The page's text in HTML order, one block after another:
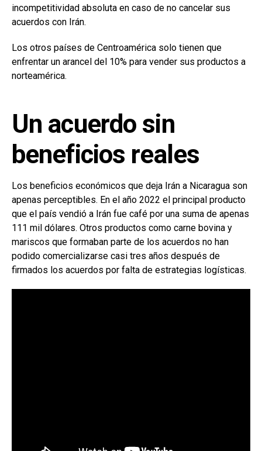
incompetitividad absoluta en caso de no cancelar sus
acuerdos con Irán.
Los otros países de Centroamérica solo tienen que
enfrentar un arancel del 10% para vender sus productos a
norteamérica.
Un acuerdo sin
beneficios reales
Los beneficios económicos que deja Irán a Nicaragua son
apenas perceptibles. En el año 2022 el principal producto
que el país vendió a Irán fue café por una suma de apenas
111 mil dólares. Otros productos como carne bovina y
mariscos que formaban parte de los acuerdos no han
podido comercializarse casi tres años después de
firmados los acuerdos por falta de estrategias logísticas.